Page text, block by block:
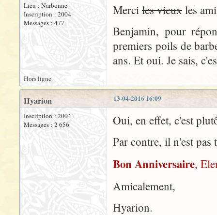
Lieu : Narbonne
Inscription : 2004
Messages : 477
Merci les vieux les
Benjamin, pour
premiers poils de
ans. Et oui. Je sais,
Hors ligne
13-04-2016 16:09
Hyarion
Inscription : 2004
Messages : 2 656
Oui, en effet, c'est
Par contre, il n'est
Bon Anniversaire,
Amicalement,
Hyarion.